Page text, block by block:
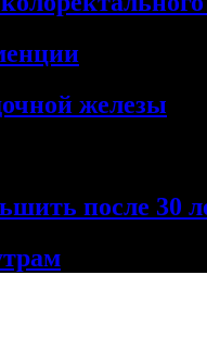
железы
после 30